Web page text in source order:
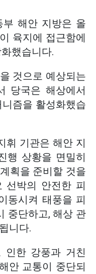
부 해안 지방은 올
육지에 접근함에
했습니다.
것으로 예상되는
당국은 해상에서
즘을 활성화했습
휘 기관은 해안 지
행 상황을 면밀히
획을 준비할 것을
선박의 안전한 피
동시켜 태풍을 피
중단하고, 해상 관
니다.
인한 강풍과 거친
안 교통이 중단되